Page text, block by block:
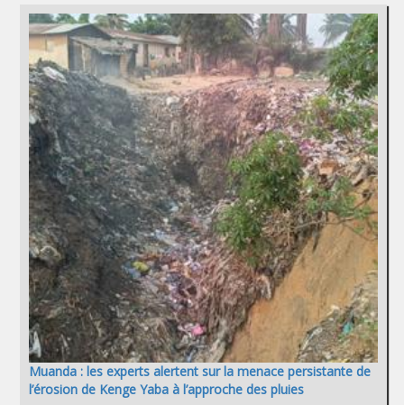
Muanda : les experts alertent sur la menace persistante de
l’érosion de Kenge Yaba à l’approche des pluies